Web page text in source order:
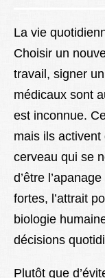
La vie
Choisir un
travail, signer
médicaux sont
est inconnue.
mais ils
cerveau qui se
d’être
fortes, l’attrait
biologie
décisions
Plutôt que